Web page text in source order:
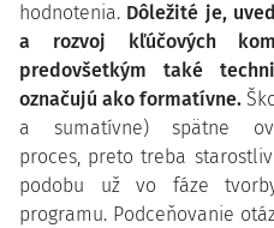
hodnotenia. Dôležité je,
a rozvoj kľúčových
predovšetkým také
označujú ako formatívne.
a sumatívne) spätne
proces, preto treba
podobu už vo fáze
programu. Podceňovanie